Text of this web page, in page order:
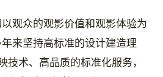
观众的观影价值和观影体验为
来坚持高标准的设计建造理
技术、高品质的标准化服务，